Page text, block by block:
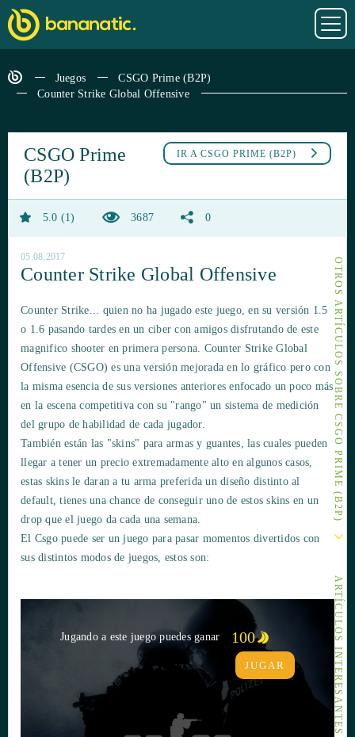
Juegos
CSGO Prime (B2P)
Counter Strike Global Offensive
OTROS ARTÍCULOS SOBRE CSGO PRIME (B2P)
ARTÍCULOS INTERESANTES
IR A CSGO PRIME (B2P)
CSGO Prime
(B2P)
5.0 1 3687 0
05.08.2017
Counter Strike Global Offensive
Counter Strike... quien no ha jugado este juego, en su versión 1.5
o 1.6 pasando tardes en un ciber con amigos disfrutando de este
magnifico shooter en primera persona. Counter Strike Global
Offensive (CSGO) es una versión mejorada en lo gráfico pero con
la misma esencia de sus versiones anteriores enfocado un poco más
en la escena competitiva con su "rango" un sistema de medición
del grupo de habilidad de cada jugador.
También están las "skins" para armas y guantes, las cuales pueden
llegar a tener un precio extremadamente alto en algunos casos,
estas skins le daran a tu arma preferida un diseño distinto al
default, tienes una chance de conseguir uno de estos skins en un
drop que el juego da cada una semana.
El Csgo puede ser un juego para pasar momentos divertidos con
sus distintos modos de juegos, estos son:
Jugando a este juego puedes ganar 100
JUGAR